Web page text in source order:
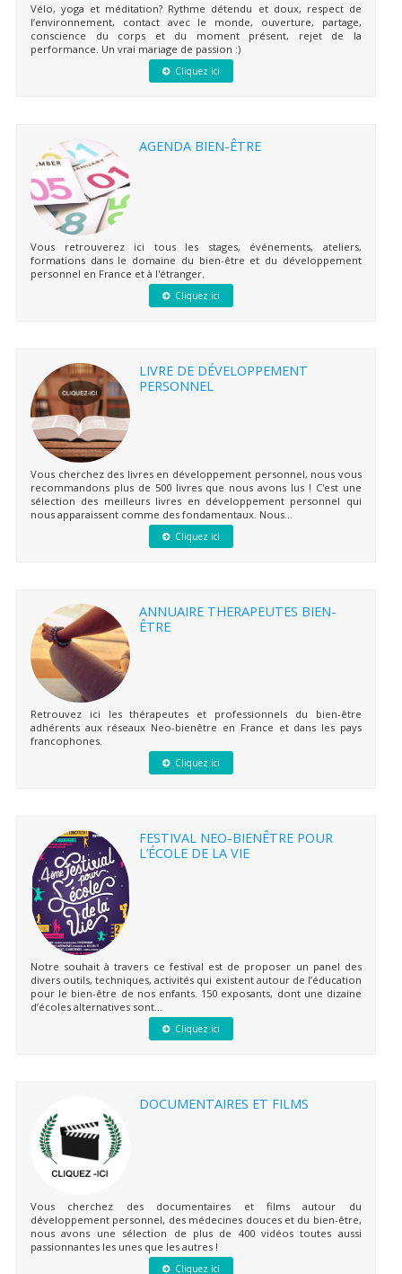
Vélo, yoga et méditation? Rythme détendu et doux, respect de
l’environnement, contact avec le monde, ouverture, partage,
conscience du corps et du moment présent, rejet de la
performance. Un vrai mariage de passion :)
Cliquez ici
AGENDA BIEN-ÊTRE
Vous retrouverez ici tous les stages, événements, ateliers,
formations dans le domaine du bien-être et du développement
personnel en France et à l'étranger.
Cliquez ici
LIVRE DE DÉVELOPPEMENT
PERSONNEL
Vous cherchez des livres en développement personnel, nous vous
recommandons plus de 500 livres que nous avons lus ! C'est une
sélection des meilleurs livres en développement personnel qui
nous apparaissent comme des fondamentaux. Nous...
Cliquez ici
ANNUAIRE THERAPEUTES BIEN-
ÊTRE
Retrouvez ici les thérapeutes et professionnels du bien-être
adhérents aux réseaux Neo-bienêtre en France et dans les pays
francophones.
Cliquez ici
FESTIVAL NEO-BIENÊTRE POUR
L’ÉCOLE DE LA VIE
Notre souhait à travers ce festival est de proposer un panel des
divers outils, techniques, activités qui existent autour de l’éducation
pour le bien-être de nos enfants. 150 exposants, dont une dizaine
d’écoles alternatives sont...
Cliquez ici
DOCUMENTAIRES ET FILMS
Vous cherchez des documentaires et films autour du
développement personnel, des médecines douces et du bien-être,
nous avons une sélection de plus de 400 vidéos toutes aussi
passionnantes les unes que les autres !
Cliquez ici